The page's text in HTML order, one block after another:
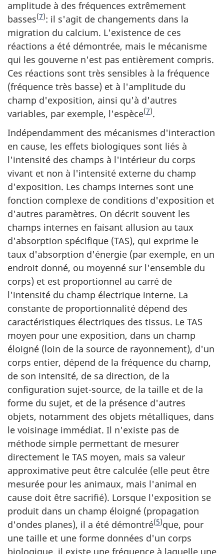
amplitude à des fréquences extrêmement
basses(7): il s'agit de changements dans la
migration du calcium. L'existence de ces
réactions a été démontrée, mais le mécanisme
qui les gouverne n'est pas entièrement compris.
Ces réactions sont très sensibles à la fréquence
(fréquence très basse) et à l'amplitude du
champ d'exposition, ainsi qu'à d'autres
variables, par exemple, l'espèce(7).
Indépendamment des mécanismes d'interaction
en cause, les effets biologiques sont liés à
l'intensité des champs à l'intérieur du corps
vivant et non à l'intensité externe du champ
d'exposition. Les champs internes sont une
fonction complexe de conditions d'exposition et
d'autres paramètres. On décrit souvent les
champs internes en faisant allusion au taux
d'absorption spécifique (TAS), qui exprime le
taux d'absorption d'énergie (par exemple, en un
endroit donné, ou moyenné sur l'ensemble du
corps) et est proportionnel au carré de
l'intensité du champ électrique interne. La
constante de proportionnalité dépend des
caractéristiques électriques des tissus. Le TAS
moyen pour une exposition, dans un champ
éloigné (loin de la source de rayonnement), d'un
corps entier, dépend de la fréquence du champ,
de son intensité, de sa direction, de la
configuration sujet-source, de la taille et de la
forme du sujet, et de la présence d'autres
objets, notamment des objets métalliques, dans
le voisinage immédiat. Il n'existe pas de
méthode simple permettant de mesurer
directement le TAS moyen, mais sa valeur
approximative peut être calculée (elle peut être
mesurée pour les animaux, mais l'animal en
cause doit être sacrifié). Lorsque l'exposition se
produit dans un champ éloigné (propagation
d'ondes planes), il a été démontré(5)que, pour
une taille et une forme données d'un corps
biologique, il existe une fréquence à laquelle une